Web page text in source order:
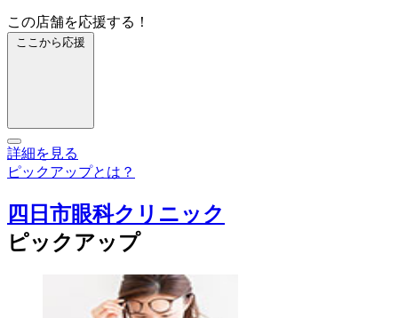
この店舗を応援する！
ここから応援
詳細を見る
ピックアップとは？
四日市眼科クリニック
ピックアップ